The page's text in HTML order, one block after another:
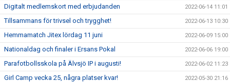
Digitalt medlemskort med erbjudanden 2022-06-14 11:01
Tillsammans för trivsel och trygghet! 2022-06-13 10:30
Hemmamatch Jitex lördag 11 juni 2022-06-09 15:00
Nationaldag och finaler i Ersans Pokal 2022-06-06 19:00
Parafotbollsskola på Älvsjö IP i augusti! 2022-06-02 11:23
Girl Camp vecka 25, några platser kvar! 2022-05-30 21:16